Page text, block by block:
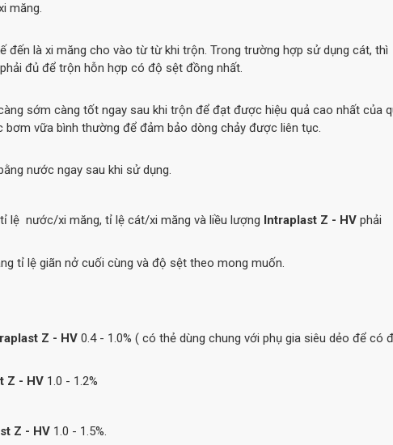
măng.
đến là xi măng cho vào từ từ khi trộn. Trong trường hợp sử dụng cát, thì
đủ để trộn hỗn hợp có độ sệt đồng nhất.
sớm càng tốt ngay sau khi trộn để đạt được hiệu quả cao nhất của
vữa bình thường để đảm bảo dòng chảy được liên tục.
nước ngay sau khi sử dụng.
lệ nước/xi măng, tỉ lệ cát/xi măng và liều lượng Intraplast Z - HV phải
tỉ lệ giãn nở cuối cùng và độ sệt theo mong muốn.
Z - HV 0.4 - 1.0% ( có thẻ dùng chung với phụ gia siêu dẻo để có
Z - HV 1.0 - 1.2%
Z - HV 1.0 - 1.5%.